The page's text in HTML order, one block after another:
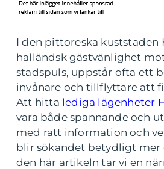
I den pittoreska kuststaden
halländsk gästvänlighet
stadspuls, uppstår ofta ett
invånare och tillflyttare att
Att hitta lediga lägenheter
vara både spännande och
med rätt information och
blir sökandet betydligt mer
den här artikeln tar vi en